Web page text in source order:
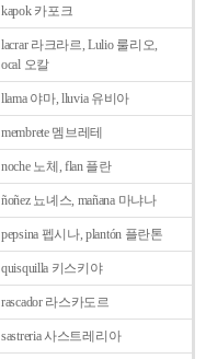
kapok 카포크
lacrar 라크라르, Lulio 룰리오,
ocal 오칼
llama 야마, lluvia 유비아
membrete 멤브레테
noche 노체, flan 플란
ñoñez 뇨녜스, mañana 마냐나
pepsina 펩시나, plantón 플란톤
quisquilla 키스키야
rascador 라스카도르
sastreria 사스트레리아